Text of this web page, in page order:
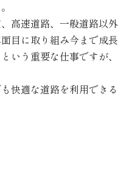
高速道路、一般道路以
目に取り組み今まで成
いう重要な仕事ですが
快適な道路を利用でき